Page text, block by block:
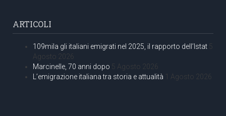
ARTICOLI
109mila gli italiani emigrati nel 2025, il rapporto dell’Istat 5
Agosto 2026
Marcinelle, 70 anni dopo 5 Agosto 2026
L’emigrazione italiana tra storia e attualità 1 Agosto 2026